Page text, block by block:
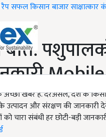
सफल किसानबाजारसाक्षात्कार
खबर है. दरअसल, देश के
उत्पादन और संरक्षण की
चारा संबंधी हर छोटी-बड़ी